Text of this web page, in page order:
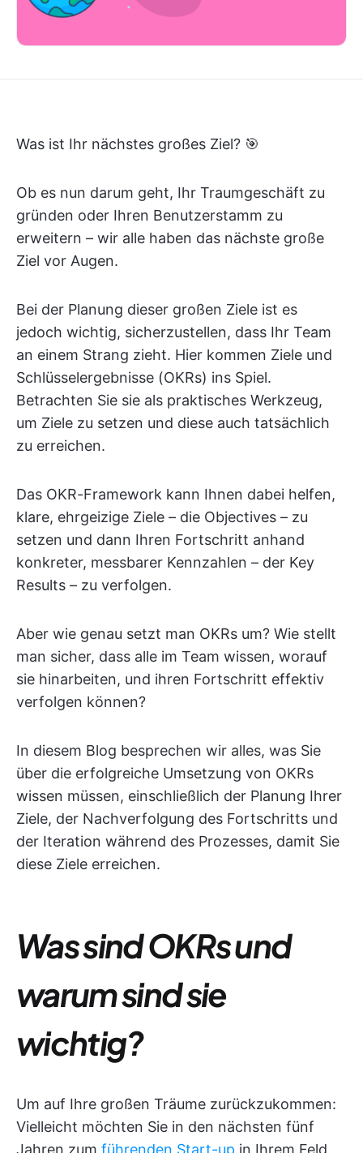
Was ist Ihr nächstes großes Ziel? 🎯
Ob es nun darum geht, Ihr Traumgeschäft zu
gründen oder Ihren Benutzerstamm zu
erweitern – wir alle haben das nächste große
Ziel vor Augen.
Bei der Planung dieser großen Ziele ist es
jedoch wichtig, sicherzustellen, dass Ihr Team
an einem Strang zieht. Hier kommen Ziele und
Schlüsselergebnisse (OKRs) ins Spiel.
Betrachten Sie sie als praktisches Werkzeug,
um Ziele zu setzen und diese auch tatsächlich
zu erreichen.
Das OKR-Framework kann Ihnen dabei helfen,
klare, ehrgeizige Ziele – die Objectives – zu
setzen und dann Ihren Fortschritt anhand
konkreter, messbarer Kennzahlen – der Key
Results – zu verfolgen.
Aber wie genau setzt man OKRs um? Wie stellt
man sicher, dass alle im Team wissen, worauf
sie hinarbeiten, und ihren Fortschritt effektiv
verfolgen können?
In diesem Blog besprechen wir alles, was Sie
über die erfolgreiche Umsetzung von OKRs
wissen müssen, einschließlich der Planung Ihrer
Ziele, der Nachverfolgung des Fortschritts und
der Iteration während des Prozesses, damit Sie
diese Ziele erreichen.
Was sind OKRs und
warum sind sie
wichtig?
Um auf Ihre großen Träume zurückzukommen:
Vielleicht möchten Sie in den nächsten fünf
Jahren zum führenden Start-up in Ihrem Feld